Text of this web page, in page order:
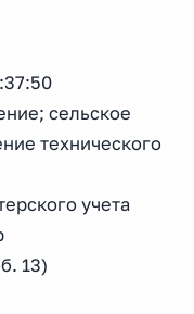
сельское
технического
учета
13)